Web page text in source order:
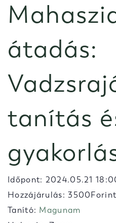
átadás:
tanítás
Időpont: 2024.05.21
Hozzájárulás: 3500Forint
Tanító: Magunam